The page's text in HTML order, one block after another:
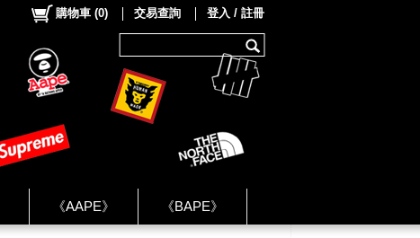
《AAPE》 《BAPE》
購物車 (0) 交易查詢 登入 / 註冊